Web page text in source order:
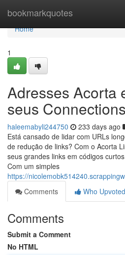
bookmarkquotes
Home
Home
1
Adresses Acorta
seus
haleemabyli244750 233 days ago
Está cansado de lidar com URLs
de redução de links? Com o Acorta
seus grandes links em códigos
Com um simples
https://
Comments
Who Upvoted
Comments
Submit a Comment
No HTML